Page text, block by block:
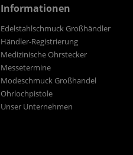
Informationen
Edelstahlschmuck Großhändler
Händler-Registrierung
Medizinische Ohrstecker
Messetermine
Modeschmuck Großhandel
Ohrlochpistole
Unser Unternehmen